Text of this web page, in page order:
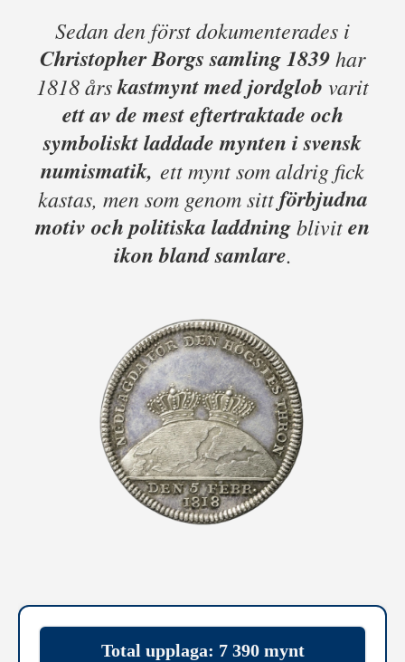
Sedan den först dokumenterades i
Christopher Borgs samling 1839har
1818 årskastmynt med jordglob varit
ett av de mest eftertraktade och
symboliskt laddade mynten i svensk
numismatik, ett mynt som aldrig fick
kastas, men som genom sittförbjudna
motiv och politiska laddningbliviten
ikon bland samlare.
Total upplaga: 7 390 mynt